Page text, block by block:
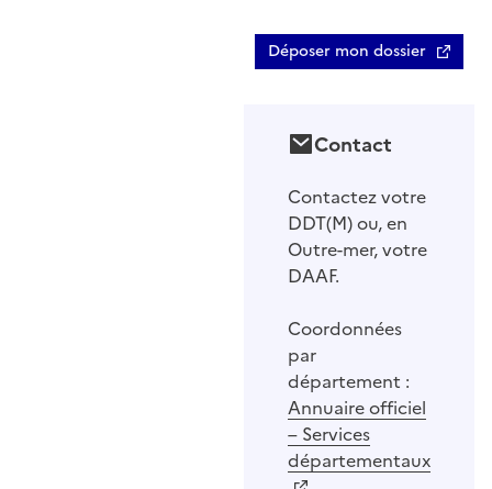
Déposer mon dossier
Contact
Contactez votre
DDT(M) ou, en
Outre-mer, votre
DAAF.
Coordonnées
par
département :
Annuaire officiel
– Services
départementaux